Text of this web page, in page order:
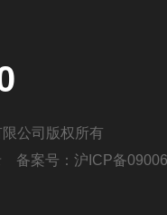
公司版权所有
备案号： 沪ICP备